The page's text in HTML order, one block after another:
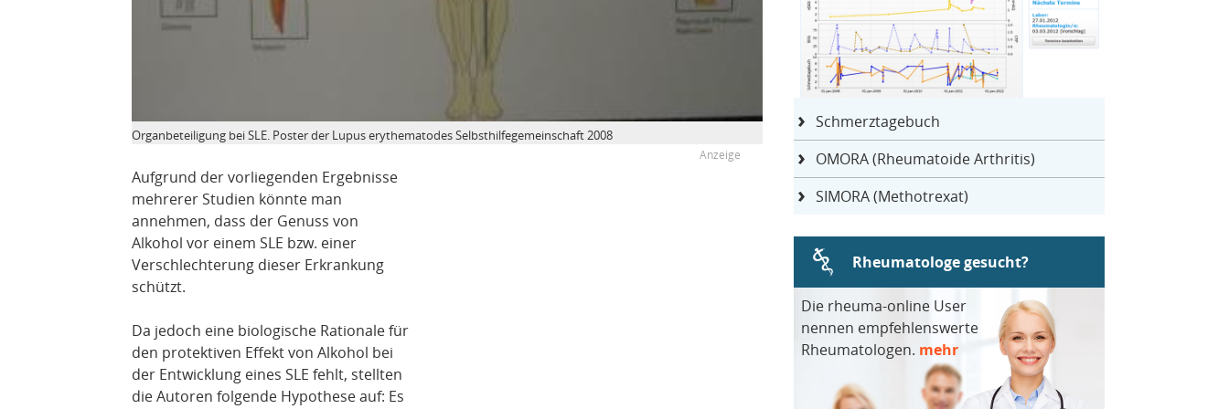
Organbeteiligung bei SLE. Poster der Lupus erythematodes Selbsthilfegemeinschaft 2008
Aufgrund der vorliegenden Ergebnisse
mehrerer Studien könnte man
annehmen, dass der Genuss von
Alkohol vor einem SLE bzw. einer
Verschlechterung dieser Erkrankung
schützt.
Da jedoch eine biologische Rationale für
den protektiven Effekt von Alkohol bei
der Entwicklung eines SLE fehlt, stellten
die Autoren folgende Hypothese auf: Es
Schmerztagebuch
OMORA (Rheumatoide Arthritis)
SIMORA (Methotrexat)
Rheumatologe gesucht?
Die rheuma-online User
nennen empfehlenswerte
Rheumatologen. mehr